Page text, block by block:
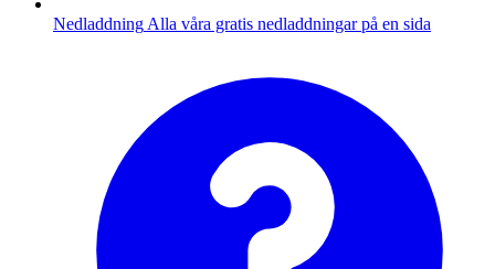
Nedladdning Alla våra gratis nedladdningar på en sida